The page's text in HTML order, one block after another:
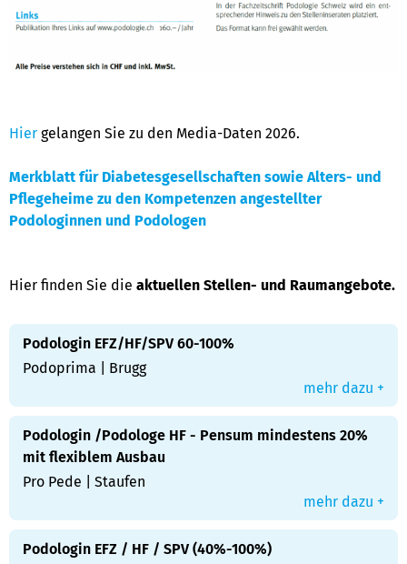
Hier gelangen Sie zu den Media-Daten 2026.
Merkblatt für Diabetesgesellschaften sowie Alters- und
Pflegeheime zu den Kompetenzen angestellter
Podologinnen und Podologen
Hier finden Sie die aktuellen Stellen- und Raumangebote.
Podologin EFZ/HF/SPV 60-100%
Podoprima | Brugg
mehr dazu +
Podologin /Podologe HF - Pensum mindestens 20%
mit flexiblem Ausbau
Pro Pede | Staufen
mehr dazu +
Podologin EFZ / HF / SPV (40%-100%)